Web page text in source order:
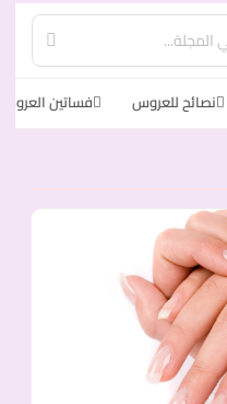
نصائح للعروس فساتين العروس